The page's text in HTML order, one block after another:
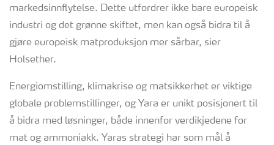
markedsinnflytelse. Dette utfordrer ikke bare europeisk
industri og det grønne skiftet, men kan også bidra til å
gjøre europeisk matproduksjon mer sårbar, sier
Holsether.
Energiomstilling, klimakrise og matsikkerhet er viktige
globale problemstillinger, og Yara er unikt posisjonert til
å bidra med løsninger, både innenfor verdikjedene for
mat og ammoniakk. Yaras strategi har som mål å